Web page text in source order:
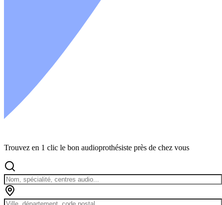
Trouvez en 1 clic le bon audioprothésiste près de chez vous